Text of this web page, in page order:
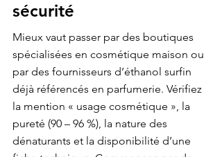
sécurité
Mieux vaut passer par des boutiques
spécialisées en cosmétique maison ou
par des fournisseurs d’éthanol surfin
déjà référencés en parfumerie. Vérifiez
la mention « usage cosmétique », la
pureté (90 – 96 %), la nature des
dénaturants et la disponibilité d’une